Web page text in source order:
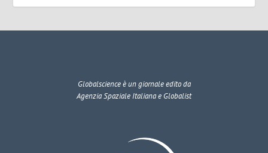
Globalscienceè un giornale edito da
Agenzia Spaziale Italiana e Globalist